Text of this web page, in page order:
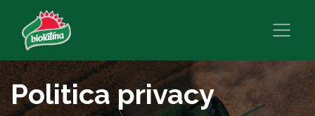
Politica privacy